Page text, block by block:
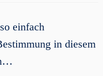
einfach
in diesem